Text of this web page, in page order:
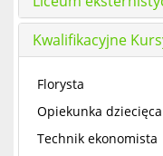
Kwalifikacyjne
Florysta
Opiekunka dziecięca
Technik ekonomista